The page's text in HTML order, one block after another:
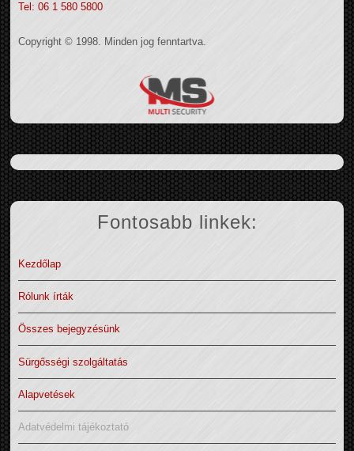
Tel: 06 1 580 5800
Copyright © 1998. Minden jog fenntartva.
Fontosabb linkek:
Kezdőlap
Rólunk írták
Összes bejegyzésünk
Sürgősségi szolgáltatás
Alapvetések
Adatvédelmi tájékoztató